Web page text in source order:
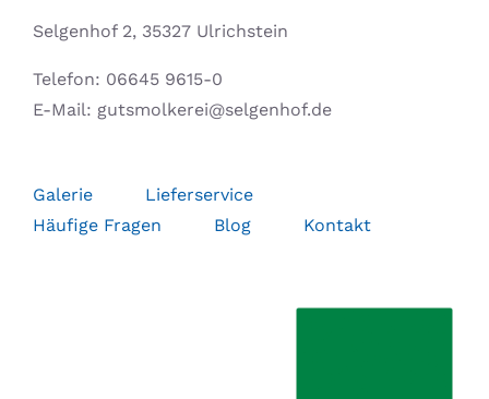
Selgenhof 2, 35327 Ulrichstein
Telefon: 06645 9615-0
E-Mail: gutsmolkerei@selgenhof.de
Galerie
Lieferservice
Häufige Fragen
Blog Kontakt